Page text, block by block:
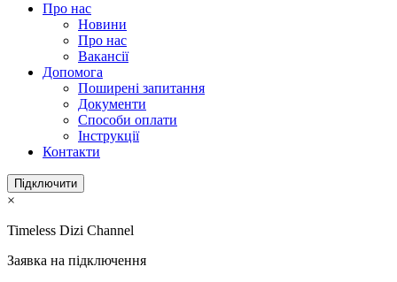
Про нас
Новини
Про нас
Вакансії
Допомога
Поширені запитання
Документи
Способи оплати
Інструкції
Контакти
Підключити
×
Timeless Dizi Channel
Заявка на підключення